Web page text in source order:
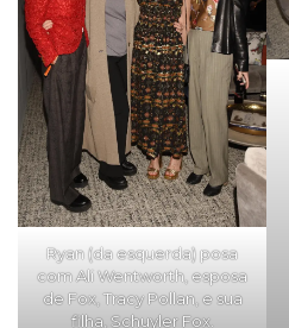
Ryan (da esquerda) posa
com Ali Wentworth, esposa
de Fox, Tracy Pollan, e sua
filha, Schuyler Fox.